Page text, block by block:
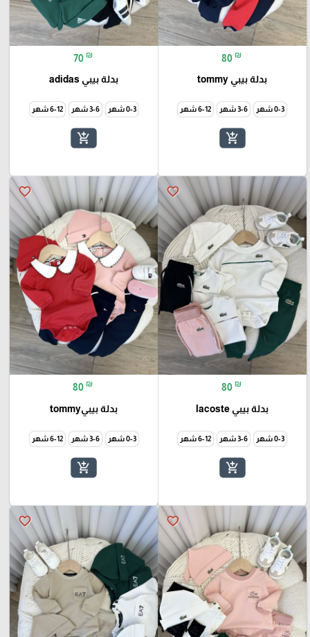
80 ₪
بدلة بيبي tommy
0-3 شهر 3-6 شهر 6-12 شهر
add_shopping_cart
70 ₪
بدلة بيبي adidas
0-3 شهر 3-6 شهر 6-12 شهر
add_shopping_cart
favorite_border
80 ₪
بدلة بيبي lacoste
0-3 شهر 3-6 شهر 6-12 شهر
add_shopping_cart
favorite_border
80 ₪
بدلة بيبيtommy
0-3 شهر 3-6 شهر 6-12 شهر
add_shopping_cart
favorite_border
favorite_border